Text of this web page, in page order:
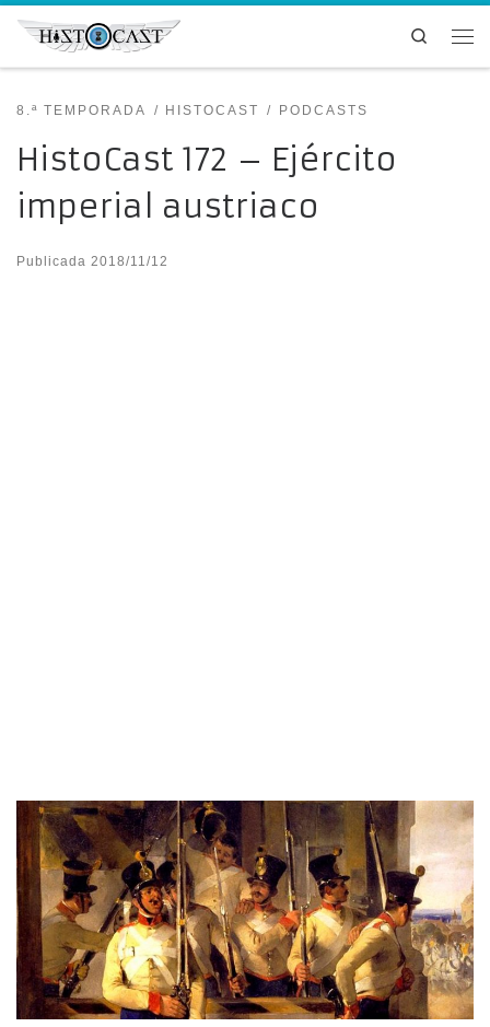
Saltar al contenido
Search
8.ª TEMPORADA HISTOCAST PODCASTS
HistoCast 172 – Ejército
imperial austriaco
Publicada 2018/11/12